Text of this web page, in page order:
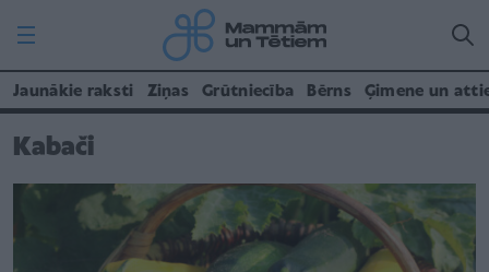
Jaunākie raksti Ziņas Grūtniecība Bērns Ģimene un
Kabači